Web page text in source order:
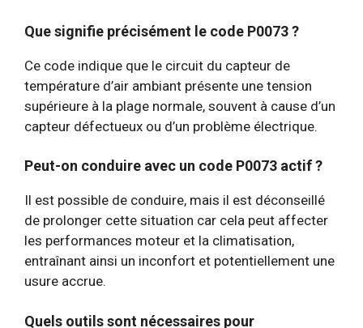
Que signifie précisément le code P0073 ?
Ce code indique que le circuit du capteur de
température d’air ambiant présente une tension
supérieure à la plage normale, souvent à cause d’un
capteur défectueux ou d’un problème électrique.
Peut-on conduire avec un code P0073 actif ?
Il est possible de conduire, mais il est déconseillé
de prolonger cette situation car cela peut affecter
les performances moteur et la climatisation,
entraînant ainsi un inconfort et potentiellement une
usure accrue.
Quels outils sont nécessaires pour